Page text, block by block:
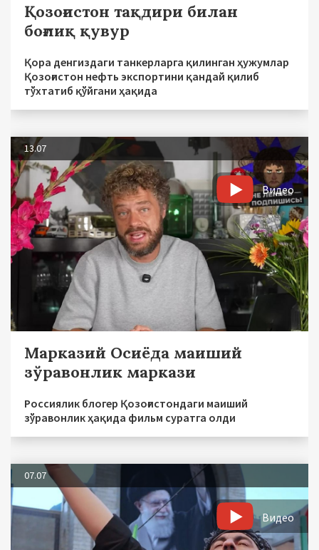
Қозоғистон тақдири билан
боғлиқ қувур
Қора денгиздаги танкерларга қилинган ҳужумлар
Қозоғистон нефть экспортини қандай қилиб
тўхтатиб қўйгани ҳақида
13.07
Видео
Марказий Осиёда маиший
зўравонлик маркази
Россиялик блогер Қозоғистондаги маиший
зўравонлик ҳақида фильм суратга олди
07.07
Видео